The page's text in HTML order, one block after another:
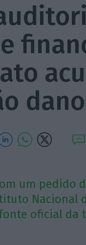
um pedido
Nacional
fonte oficial da